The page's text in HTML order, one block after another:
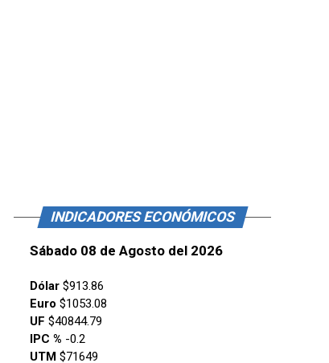
INDICADORES ECONÓMICOS
Sábado 08 de Agosto del 2026
Dólar $913.86
Euro $1053.08
UF $40844.79
IPC % -0.2
UTM $71649